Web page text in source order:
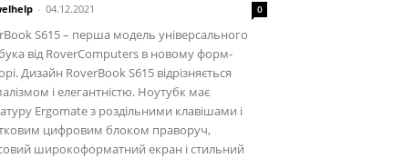
- 04.12.2021 0
S615 – перша модель універсального
від RoverComputers в новому форм-
Дизайн RoverBook S615 відрізняється
і елегантністю. Ноутубк має
Ergomate з роздільними клавішами і
цифровим блоком праворуч,
широкоформатний екран і стильний